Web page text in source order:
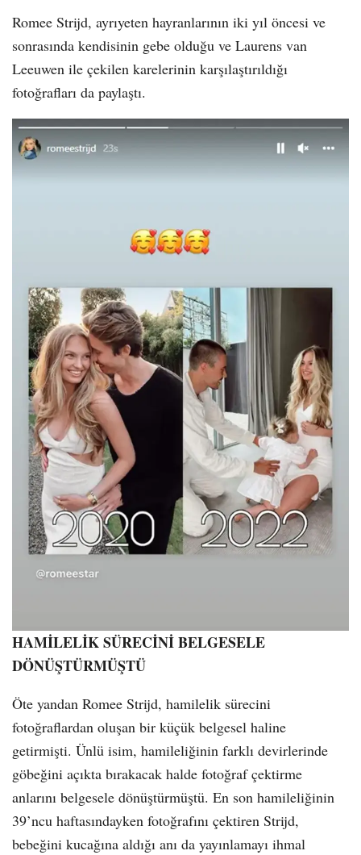
Romee Strijd, ayrıyeten hayranlarının iki yıl öncesi ve
sonrasında kendisinin gebe olduğu ve Laurens van
Leeuwen ile çekilen karelerinin karşılaştırıldığı
fotoğrafları da paylaştı.
HAMİLELİK SÜRECİNİ BELGESELE
DÖNÜŞTÜRMÜŞTÜ
Öte yandan Romee Strijd, hamilelik sürecini
fotoğraflardan oluşan bir küçük belgesel haline
getirmişti. Ünlü isim, hamileliğinin farklı devirlerinde
göbeğini açıkta bırakacak halde fotoğraf çektirme
anlarını belgesele dönüştürmüştü. En son hamileliğinin
39’ncu haftasındayken fotoğrafını çektiren Strijd,
bebeğini kucağına aldığı anı da yayınlamayı ihmal